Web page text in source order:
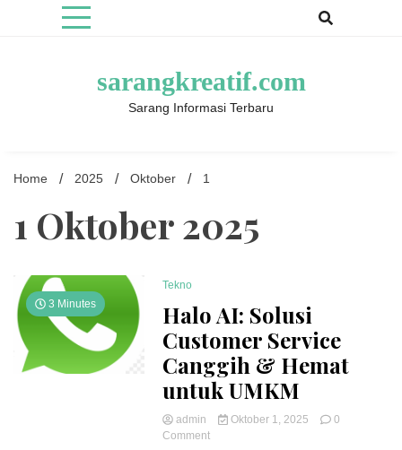
sarangkreatif.com
Sarang Informasi Terbaru
Home 2025 Oktober 1
1 Oktober 2025
3 Minutes
Tekno
Halo AI: Solusi
Customer Service
Canggih & Hemat
untuk UMKM
admin Oktober 1, 2025
0
Commenton